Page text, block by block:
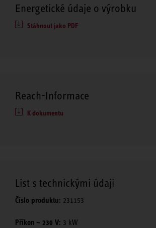
Energetické údaje o výrobku
Stáhnout jako PDF
Reach-Informace
K dokumentu
List s technickými údaji
Číslo produktu: 231153
Příkon ~ 230 V: 3 kW